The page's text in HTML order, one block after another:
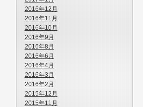
2016年12月
2016年11月
2016年10月
2016年9月
2016年8月
2016年6月
2016年4月
2016年3月
2016年2月
2015年12月
2015年11月